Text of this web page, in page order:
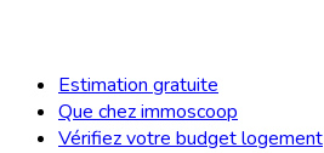
Estimation gratuite
Que chez immoscoop
Vérifiez votre budget logement